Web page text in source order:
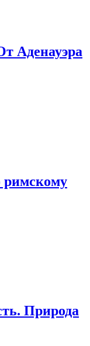
Аденауэра
римскому
Природа